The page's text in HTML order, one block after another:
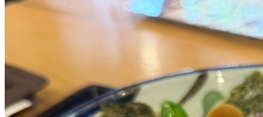
戸隠そば 呉服町店
そば・丼・天ぷら